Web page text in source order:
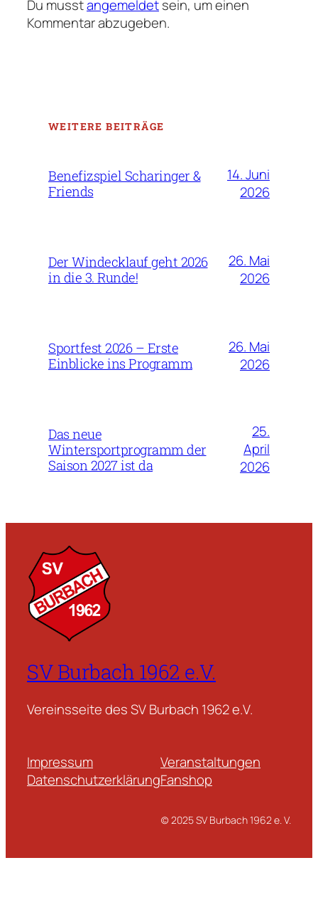
Du musstangemeldetsein, um einen
Kommentar abzugeben.
WEITERE BEITRÄGE
Benefizspiel Scharinger &
Friends
14. Juni
2026
Der Windecklauf geht 2026
in die 3. Runde!
26. Mai
2026
Sportfest 2026 – Erste
Einblicke ins Programm
26. Mai
2026
Das neue
Wintersportprogramm der
Saison 2027 ist da
25.
April
2026
SV Burbach 1962 e.V.
Vereinsseite des SV Burbach 1962 e.V.
Impressum
Datenschutzerklärung
Veranstaltungen
Fanshop
(c) 2025 SV Burbach 1962 e. V.